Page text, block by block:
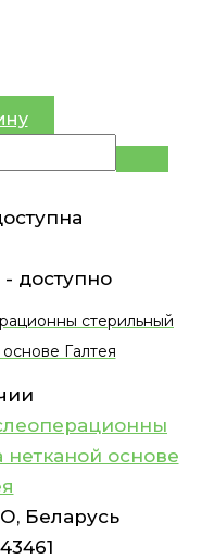
- доступно
стерильный
Галтея
нетканой основе
Беларусь
43461